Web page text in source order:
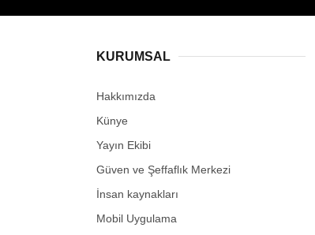
KURUMSAL
Hakkımızda
Künye
Yayın Ekibi
Güven ve Şeffaflık Merkezi
İnsan kaynakları
Mobil Uygulama